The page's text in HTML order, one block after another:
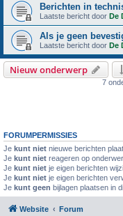
Berichten in
Laatste bericht door De
Als je geen
Laatste bericht door De
Nieuw onderwerp
7
FORUMPERMISSIES
Je kunt niet nieuwe berichten
Je kunt niet reageren op
Je kunt niet je eigen berichten
Je kunt niet je eigen berichten
Je kunt geen bijlagen plaatsen in
Website Forum